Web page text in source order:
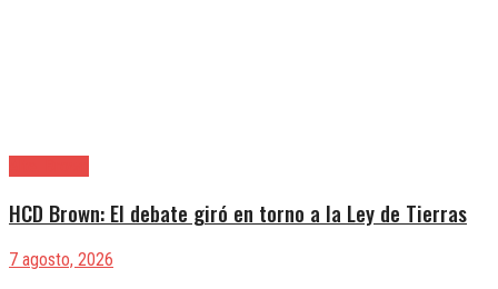
HCD Brown: El debate giró en torno a la Ley de Tierras
7 agosto, 2026